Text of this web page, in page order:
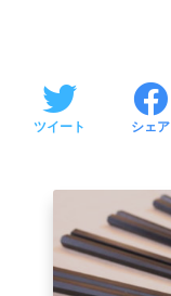
ツイート シェア